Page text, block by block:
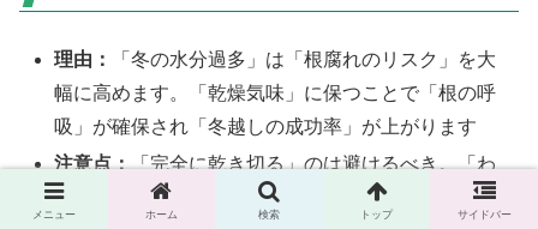
理由：
「冬の水分過多」は「根腐れのリスク」を大
幅に高めます。「乾燥気味」に保つことで「根の呼
吸」が確保され「冬越しの成功率」が上がります
注意点：「完全に乾き切る」のは避けるべき。「わ
ずかな湿度」は保つべき。「触ってカラカラ」のレ
メニュー ホーム 検索 トップ サイドバー